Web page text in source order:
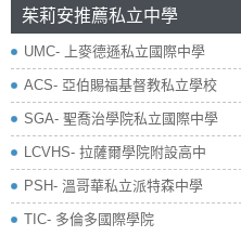
茱莉安推薦私立中學
UMC- 上麥德遜私立國際中學
ACS- 亞伯賜福基督教私立學校
SGA- 聖喬治學院私立國際中學
LCVHS- 拉薩爾學院附設高中
PSH- 溫哥華私立派特森中學
TIC- 多倫多國際學院